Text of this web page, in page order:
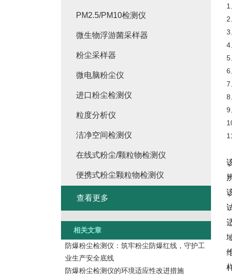
3
4
5
6
7
8
9
PM2.5/PM10检测仪
微生物浮游菌采样器
粉尘采样器
微电脑粉尘仪
进口粉尘检测仪
粒度分析仪
洁净空间检测仪
在线式粉尘/颗粒物检测仪
便携式粉尘颗粒物检测仪
查看更多
相关文章
防爆粉尘检测仪：筑牢粉尘防爆红线，守护工
业生产安全底线
防爆粉尘检测仪的环境适应性改进措施